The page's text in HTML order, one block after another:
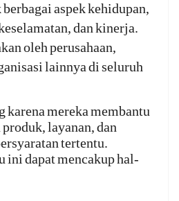
aspek kehidupan,
dan kinerja.
oleh perusahaan,
lainnya di seluruh
karena mereka membantu
layanan, dan
tertentu.
ini dapat mencakup hal-